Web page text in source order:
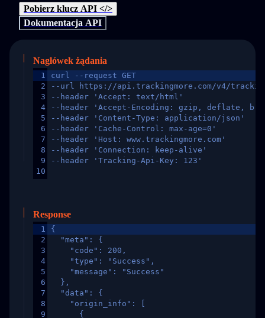
Pobierz klucz API </>
Dokumentacja API
Nagłówek żądania
1
2
3
4
5
6
7
8
9
10
curl --request GET
--url https://api.trackingmore.com/v4/trackings/
--header 'Accept: text/html'
--header 'Accept-Encoding: gzip, deflate,
--header 'Content-Type: application/json'
--header 'Cache-Control: max-age=0'
--header 'Host: www.trackingmore.com'
--header 'Connection: keep-alive'
--header 'Tracking-Api-Key: 123'
Response
1
2
3
4
5
6
7
8
9
{
  "meta": {
    "code": 200,
    "type": "Success",
    "message": "Success"
  },
  "data": {
    "origin_info": [
      {